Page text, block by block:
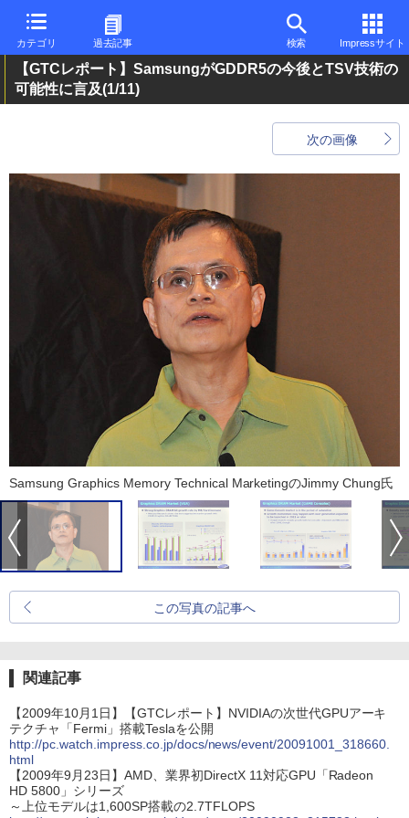
カテゴリ 過去記事 検索 Impressサイト
【GTCレポート】SamsungがGDDR5の今後とTSV技術の
可能性に言及(1/11)
次の画像
Samsung Graphics Memory Technical MarketingのJimmy Chung氏
この写真の記事へ
関連記事
【2009年10月1日】【GTCレポート】NVIDIAの次世代GPUアーキ
テクチャ「Fermi」搭載Teslaを公開
http://pc.watch.impress.co.jp/docs/news/event/20091001_318660.
html
【2009年9月23日】AMD、業界初DirectX 11対応GPU「Radeon
HD 5800」シリーズ
～上位モデルは1,600SP搭載の2.7TFLOPS